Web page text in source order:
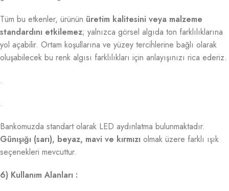
Tüm bu etkenler, ürünün üretim kalitesini veya malzeme
standardını etkilemez; yalnızca görsel algıda ton farklılıklarına
yol açabilir. Ortam koşullarına ve yüzey tercihlerine bağlı olarak
oluşabilecek bu renk algısı farklılıkları için anlayışınızı rica ederiz.
.
.
Bankomuzda standart olarak LED aydınlatma bulunmaktadır.
Günışığı (sarı), beyaz, mavi ve kırmızı olmak üzere farklı ışık
seçenekleri mevcuttur.
6) Kullanım Alanları :